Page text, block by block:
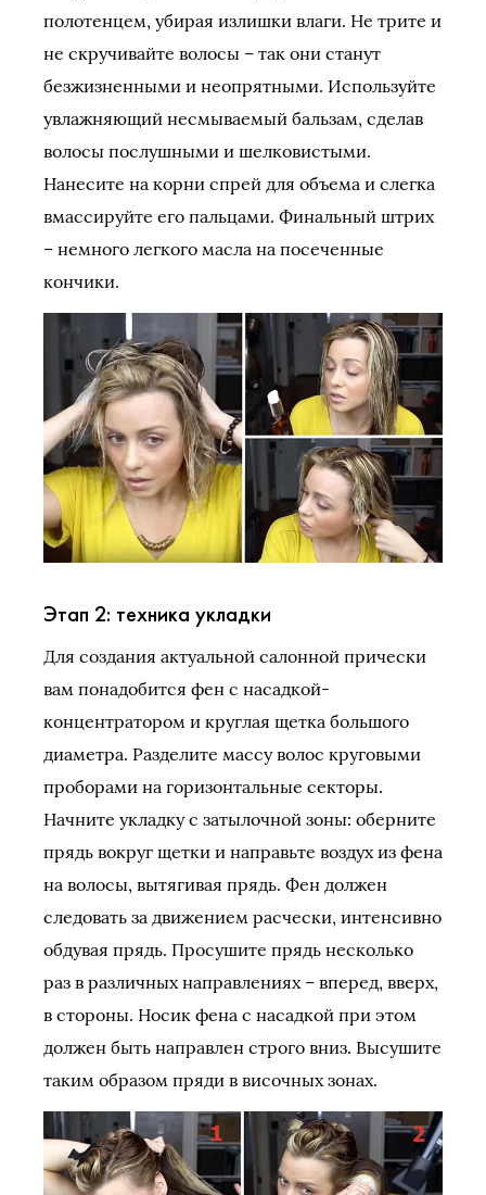
полотенцем, убирая излишки влаги. Не трите и
не скручивайте волосы – так они станут
безжизненными и неопрятными. Используйте
увлажняющий несмываемый бальзам, сделав
волосы послушными и шелковистыми.
Нанесите на корни спрей для объема и слегка
вмассируйте его пальцами. Финальный штрих
– немного легкого масла на посеченные
кончики.
Этап 2: техника укладки
Для создания актуальной салонной прически
вам понадобится фен с насадкой-
концентратором и круглая щетка большого
диаметра. Разделите массу волос круговыми
проборами на горизонтальные секторы.
Начните укладку с затылочной зоны: оберните
прядь вокруг щетки и направьте воздух из фена
на волосы, вытягивая прядь. Фен должен
следовать за движением расчески, интенсивно
обдувая прядь. Просушите прядь несколько
раз в различных направлениях – вперед, вверх,
в стороны. Носик фена с насадкой при этом
должен быть направлен строго вниз. Высушите
таким образом пряди в височных зонах.